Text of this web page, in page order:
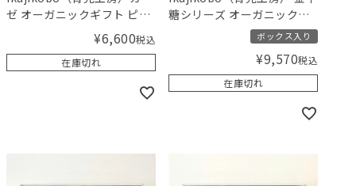
ゼ オーガニックギフト ピン
ク【ギフトボックス入り】
／Amingオリジナルセット
¥6,600税込
在庫切れ
糖シリーズ オーガニックギ
フト ブルー （50-70cm）
【ギフトボックス入り】／
Amingオリジナルセット
ボックス入り
¥9,570税込
在庫切れ